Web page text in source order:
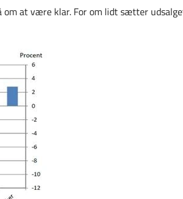
at være klar. For om lidt sætter